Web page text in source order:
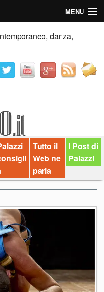
MENU
danza,
Tutto il
Web ne
parla
I Post di
Palazzi